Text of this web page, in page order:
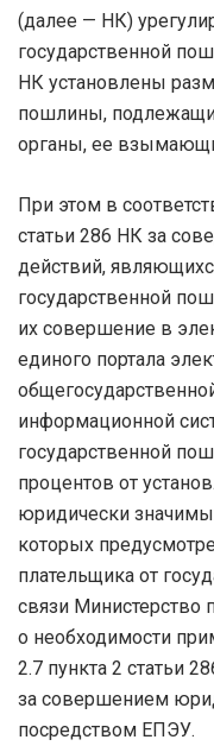
(далее — НК)
государственной
НК установлены
пошлины,
органы, ее
При этом в
статьи 286 НК за
действий,
государственной
их совершение в
единого портала
информационной
государственной
процентов от
юридически
которых
плательщика от
связи Министерство
о необходимости
2.7 пункта 2 статьи
за совершением
посредством ЕПЭУ.